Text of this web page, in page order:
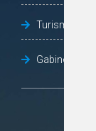
Turismo,
Gabinete